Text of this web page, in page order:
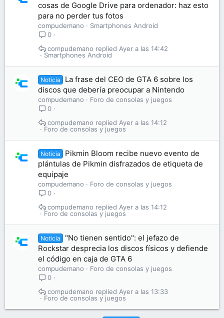
cosas de Google Drive para ordenador: haz esto
para no perder tus fotos
compudemano
Smartphones Android
0
Smartphones Android
Ayer a las 14:42
compudemano
Noticia
La frase del CEO de GTA 6 sobre los
discos que debería preocupar a Nintendo
compudemano
Foro de consolas y juegos
0
Foro de consolas y juegos
Ayer a las 14:12
compudemano
Noticia
Pikmin Bloom recibe nuevo evento de
plántulas de Pikmin disfrazados de etiqueta de
equipaje
compudemano
Foro de consolas y juegos
0
Foro de consolas y juegos
Ayer a las 14:12
compudemano
Noticia
"No tienen sentido": el jefazo de
Rockstar desprecia los discos físicos y defiende
el código en caja de GTA 6
compudemano
Foro de consolas y juegos
0
Foro de consolas y juegos
Ayer a las 13:33
compudemano